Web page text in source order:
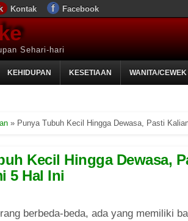
Kontak Facebook
Sehari-hari
KEHIDUPAN KESETIAAN WANITA/CEWEK
» Punya Tubuh Kecil Hingga Dewasa, Pasti
Kecil Hingga Dewasa,
5 Hal Ini
berbeda-beda, ada yang memiliki